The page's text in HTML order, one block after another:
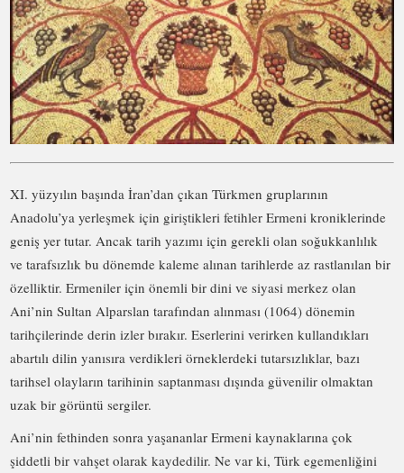
XI. yüzyılın başında İran’dan çıkan Türkmen gruplarının
Anadolu’ya yerleşmek için giriştikleri fetihler Ermeni kroniklerinde
geniş yer tutar. Ancak tarih yazımı için gerekli olan soğukkanlılık
ve tarafsızlık bu dönemde kaleme alınan tarihlerde az rastlanılan bir
özelliktir. Ermeniler için önemli bir dini ve siyasi merkez olan
Ani’nin Sultan Alparslan tarafından alınması (1064) dönemin
tarihçilerinde derin izler bırakır. Eserlerini verirken kullandıkları
abartılı dilin yanısıra verdikleri örneklerdeki tutarsızlıklar, bazı
tarihsel olayların tarihinin saptanması dışında güvenilir olmaktan
uzak bir görüntü sergiler.
Ani’nin fethinden sonra yaşananlar Ermeni kaynaklarına çok
şiddetli bir vahşet olarak kaydedilir. Ne var ki, Türk egemenliğini